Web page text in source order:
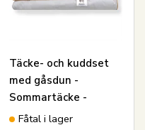
Täcke- och kuddset
med gåsdun -
Sommartäcke -
200x220 cm + 2x
Fåtal i lager